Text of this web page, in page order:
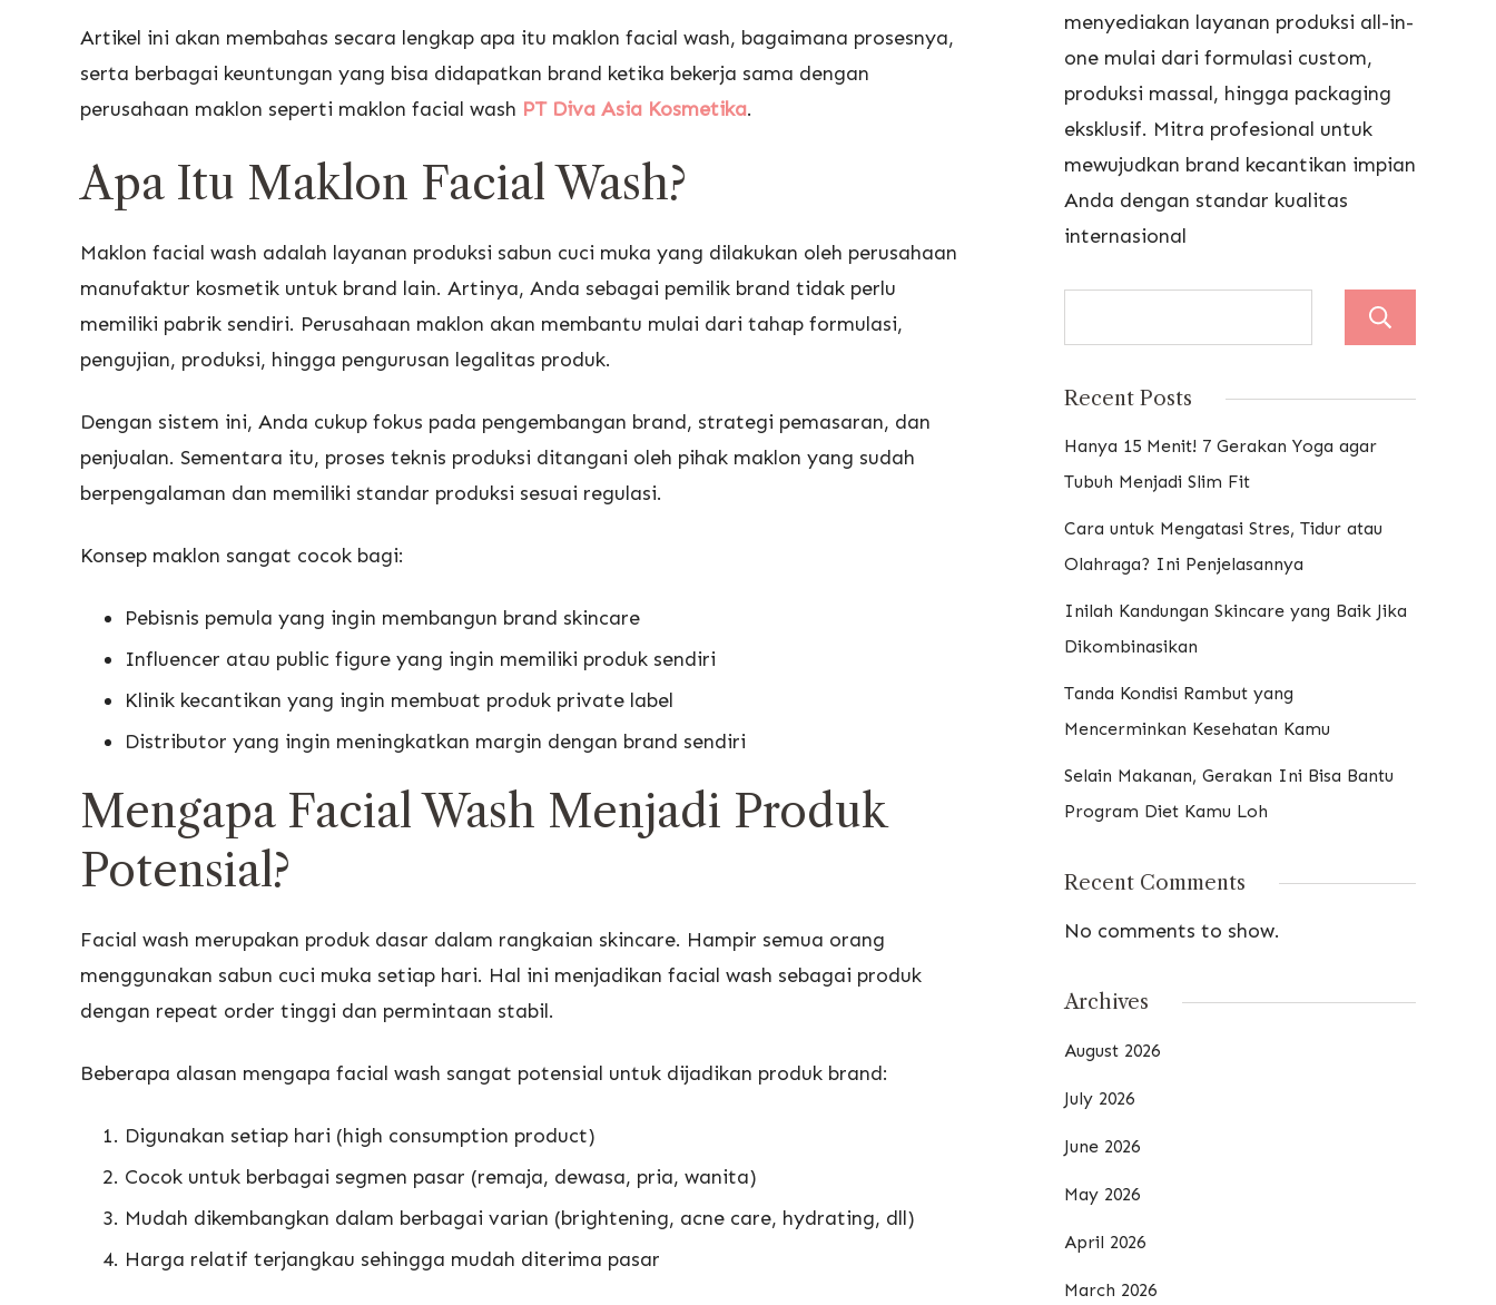
Artikel ini akan membahas secara lengkap apa itu maklon facial wash, bagaimana prosesnya,
serta berbagai keuntungan yang bisa didapatkan brand ketika bekerja sama dengan
perusahaan maklon seperti maklon facial wash PT Diva Asia Kosmetika.
Apa Itu Maklon Facial Wash?
Maklon facial wash adalah layanan produksi sabun cuci muka yang dilakukan oleh perusahaan
manufaktur kosmetik untuk brand lain. Artinya, Anda sebagai pemilik brand tidak perlu
memiliki pabrik sendiri. Perusahaan maklon akan membantu mulai dari tahap formulasi,
pengujian, produksi, hingga pengurusan legalitas produk.
Dengan sistem ini, Anda cukup fokus pada pengembangan brand, strategi pemasaran, dan
penjualan. Sementara itu, proses teknis produksi ditangani oleh pihak maklon yang sudah
berpengalaman dan memiliki standar produksi sesuai regulasi.
Konsep maklon sangat cocok bagi:
Pebisnis pemula yang ingin membangun brand skincare
Influencer atau public figure yang ingin memiliki produk sendiri
Klinik kecantikan yang ingin membuat produk private label
Distributor yang ingin meningkatkan margin dengan brand sendiri
Mengapa Facial Wash Menjadi Produk
Potensial?
Facial wash merupakan produk dasar dalam rangkaian skincare. Hampir semua orang
menggunakan sabun cuci muka setiap hari. Hal ini menjadikan facial wash sebagai produk
dengan repeat order tinggi dan permintaan stabil.
Beberapa alasan mengapa facial wash sangat potensial untuk dijadikan produk brand:
Digunakan setiap hari (high consumption product)
Cocok untuk berbagai segmen pasar (remaja, dewasa, pria, wanita)
Mudah dikembangkan dalam berbagai varian (brightening, acne care, hydrating, dll)
Harga relatif terjangkau sehingga mudah diterima pasar
menyediakan layanan produksi all-in-
one mulai dari formulasi custom,
produksi massal, hingga packaging
eksklusif. Mitra profesional untuk
mewujudkan brand kecantikan impian
Anda dengan standar kualitas
internasional
Recent Posts
Hanya 15 Menit! 7 Gerakan Yoga agar
Tubuh Menjadi Slim Fit
Cara untuk Mengatasi Stres, Tidur atau
Olahraga? Ini Penjelasannya
Inilah Kandungan Skincare yang Baik Jika
Dikombinasikan
Tanda Kondisi Rambut yang
Mencerminkan Kesehatan Kamu
Selain Makanan, Gerakan Ini Bisa Bantu
Program Diet Kamu Loh
Recent Comments
No comments to show.
Archives
August 2026
July 2026
June 2026
May 2026
April 2026
March 2026